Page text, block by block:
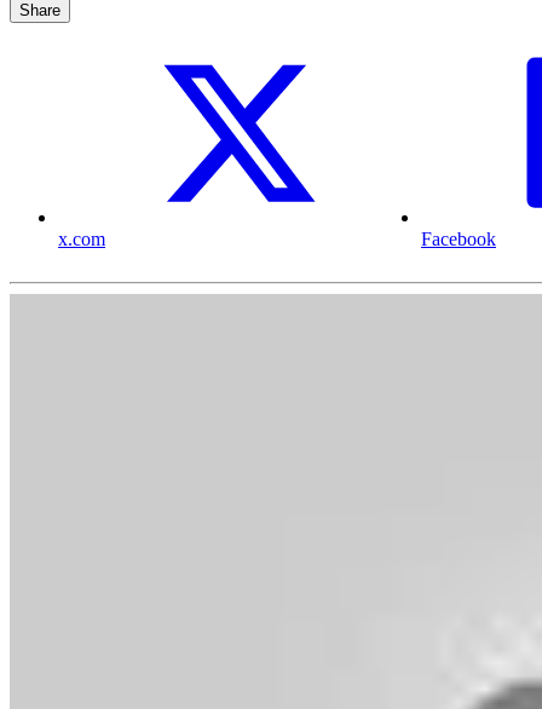
Share
x.com Facebook